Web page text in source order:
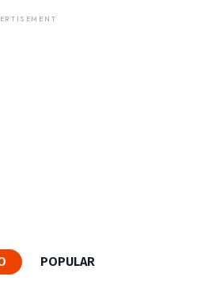
POPULAR